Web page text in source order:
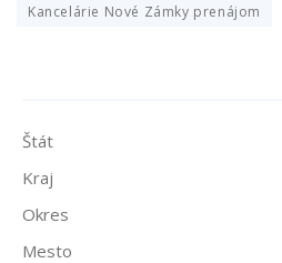
Kancelárie Nové Zámky prenájom
Štát
Kraj
Okres
Mesto